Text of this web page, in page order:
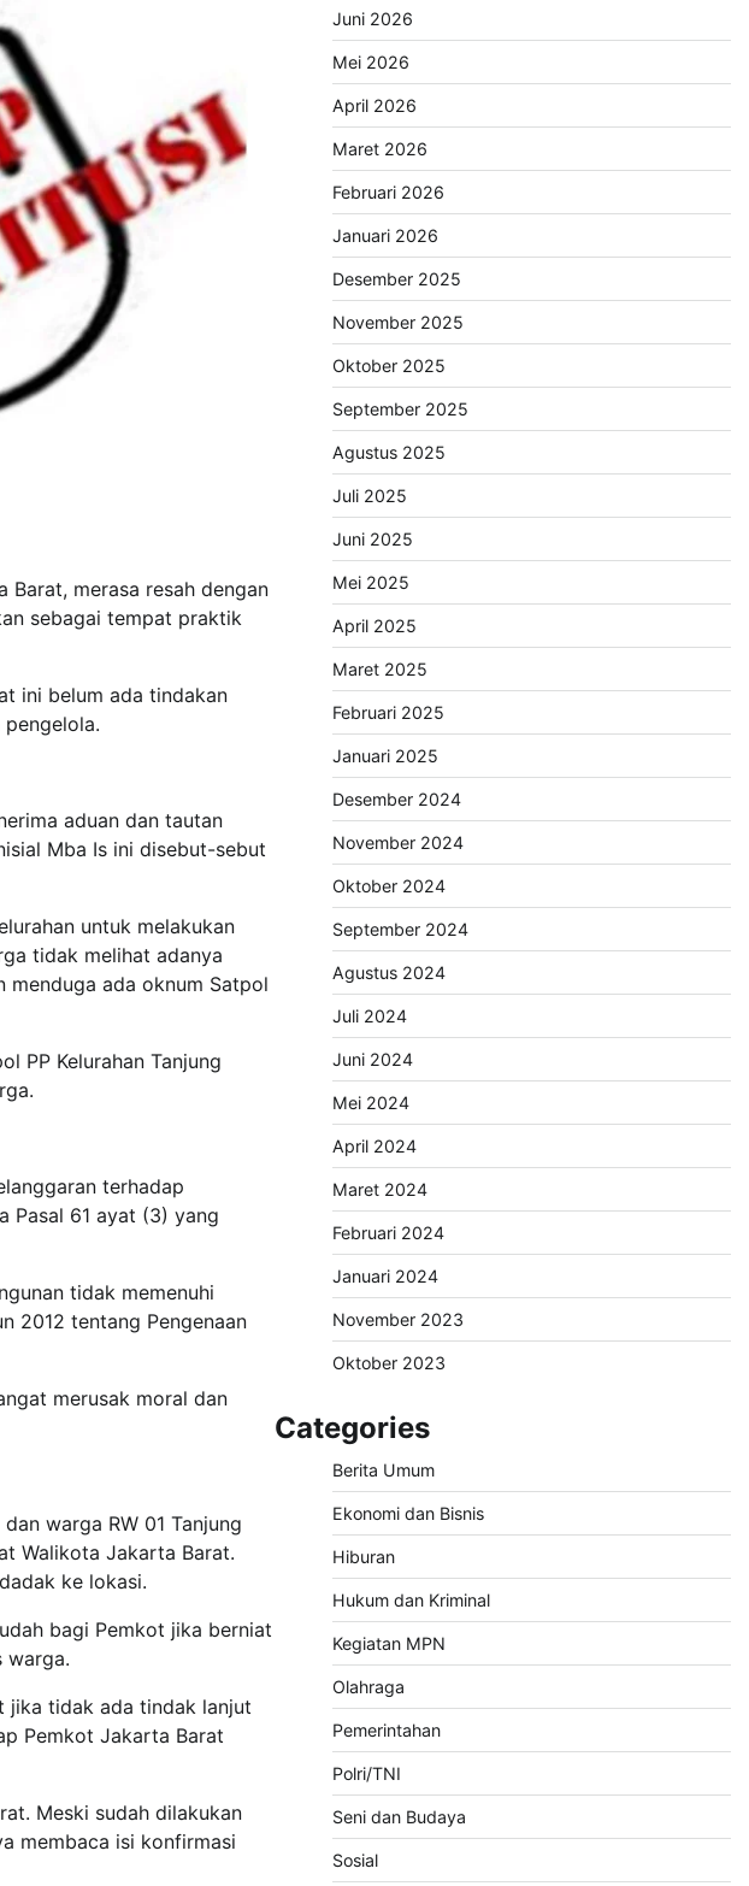
Barat, merasa resah dengan
sebagai tempat praktik
ini belum ada tindakan
aduan dan tautan
Mba Is ini disebut-sebut
untuk melakukan
tidak melihat adanya
menduga ada oknum Satpol
PP Kelurahan Tanjung
terhadap
Pasal 61 ayat (3) yang
tidak memenuhi
2012 tentang Pengenaan
merusak moral dan
warga RW 01 Tanjung
Walikota Jakarta Barat.
ke lokasi.
bagi Pemkot jika berniat
warga.
jika tidak ada tindak lanjut
Pemkot Jakarta Barat
Meski sudah dilakukan
membaca isi konfirmasi
Juni 2026
Mei 2026
April 2026
Maret 2026
Februari 2026
Januari 2026
Desember 2025
November 2025
Oktober 2025
September 2025
Agustus 2025
Juli 2025
Juni 2025
Mei 2025
April 2025
Maret 2025
Februari 2025
Januari 2025
Desember 2024
November 2024
Oktober 2024
September 2024
Agustus 2024
Juli 2024
Juni 2024
Mei 2024
April 2024
Maret 2024
Februari 2024
Januari 2024
November 2023
Oktober 2023
Categories
Berita Umum
Ekonomi dan Bisnis
Hiburan
Hukum dan Kriminal
Kegiatan MPN
Olahraga
Pemerintahan
Polri/TNI
Seni dan Budaya
Sosial